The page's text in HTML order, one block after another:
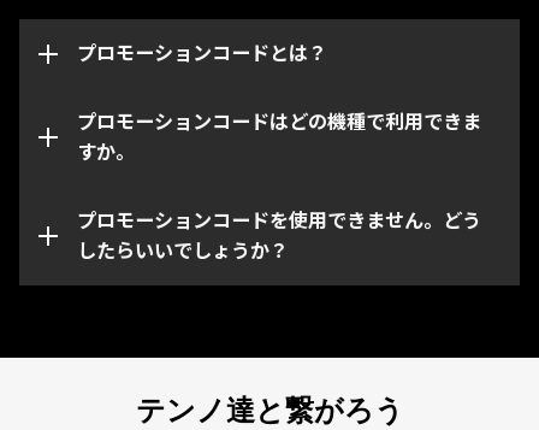
プロモーションコードとは？
アカウントに連携され、取得されたアカウントのイン
ベントリにのみアイテムが追加されます。
プロモーションコードはどの機種で利用できま
すか。
なお、特定のコードは指定された機種・プラットフォ
しい機種アカウントにログインしていることをご確認
ください。
プロモーションコードを使用できません。どう
したらいいでしょうか？
プロモーションコードの期限が切れている、あるいは
ーションコードに問題がある場合は、 Warframeサポ
ート
までお問い合わせください。
テンノ達と繋がろう